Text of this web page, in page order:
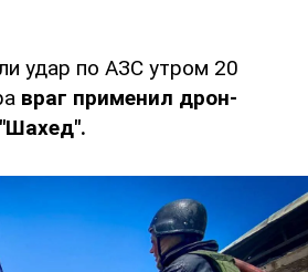
удар по АЗС утром 20
враг применил дрон-